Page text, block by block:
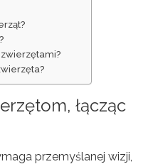
, łącząc
przemyślanej wizji,